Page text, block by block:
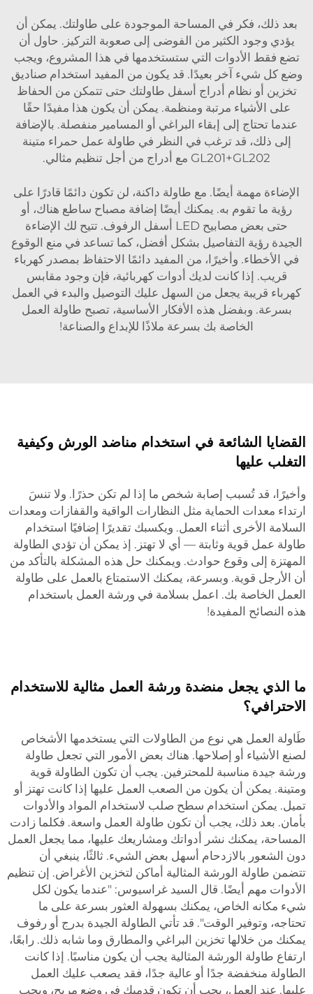
بعد ذلك، فكر في المساحة الموجودة على طاولتك. يمكن أن
يؤدي وجود الكثير من الفوضى إلى صعوبة التركيز. حاول أن
تضع فقط الأدوات التي ستستخدمها في هذا المشروع، ويجب
وضع كل شيء آخر بعيدًا. قد يكون من المفيد استخدام صناديق
تخزين أو نظام أدراج أسفل طاولتك حتى تتمكن من الحفاظ
على الأشياء مرتبة ومنظمة. يمكن أن يكون هذا مفيدًا حقًا
عندما تحتاج إلى إبقاء البراغي أو المسامير منفصلة. بالإضافة
إلى ذلك، قد ترغب في النظر في طاولة عمل حمراء متينة
GL201+GL202 مع أدراج
من أجل تنظيم مثالي.
الإضاءة مهمة أيضًا. مع طاولة داكنة، لن تكون دائمًا قادرًا على
رؤية ما تقوم به. يمكنك أيضًا إضافة مصباح ساطع هناك، أو
حتى بعض مصابيح LED أسفل الرفوف. تتيح لك الإضاءة
الجيدة رؤية التفاصيل بشكل أفضل، كما تساعد في منع الوقوع
في الأخطاء. وأخيرًا، من المفيد دائمًا الاحتفاظ بمصدر كهرباء
قريب. إذا كانت لديك أدوات كهربائية، فإن وجود مقابس
كهرباء قريبة يجعل من السهل عليك التوصيل والبدء في العمل
بسرعة. وبفضل هذه الأفكار الأساسية، تصبح طاولة العمل
الخاصة بك بسرعة ملاذًا للإبداع والصناعة!
القضايا الشائعة في استخدام مناضد الورش وكيفية
التغلب عليها
وأخيرًا، قد تُسبب إصابة شخص ما إذا لم تكن حذرًا. ولا تنسَ
ارتداء معدات الحماية مثل النظارات الواقية والقفازات ومعدات
السلامة الأخرى أثناء العمل. ويكسبك تقديرًا إضافيًا استخدام
طاولة عمل قوية وثابتة — أي لا تهتز. إذ يمكن أن تؤدي الطاولة
المهتزة إلى وقوع حوادث. ويمكنك حل هذه المشكلة بالتأكد من
أن الأرجل قوية. وبسرعة، يمكنك الاستمتاع بالعمل على طاولة
العمل الخاصة بك. اعمل بسلامة في ورشة العمل باستخدام
هذه النصائح المفيدة!
ما الذي يجعل منضدة ورشة العمل مثالية للاستخدام
الاحترافي؟
طَاولة العمل هي نوع من الطاولات التي يستخدمها الأشخاص
لصنع الأشياء أو إصلاحها. هناك بعض الأمور التي تجعل طاولة
ورشة جيدة مناسبة للمحترفين. يجب أن تكون الطاولة قوية
ومتينة. يمكن أن يكون من الصعب العمل عليها إذا كانت تهتز أو
تميل. يمكن استخدام سطح صلب لاستخدام المواد والأدوات
بأمان. بعد ذلك، يجب أن تكون طاولة العمل واسعة. فكلما زادت
المساحة، يمكنك نشر أدواتك ومشاريعك عليها، مما يجعل العمل
دون الشعور بالازدحام أسهل بعض الشيء. ثالثًا، ينبغي أن
تتضمن طاولة الورشة المثالية أماكن لتخزين الأغراض. إن تنظيم
الأدوات مهم أيضًا. قال السيد غراسيوس: "عندما يكون لكل
شيء مكانه الخاص، يمكنك بسهولة العثور بسرعة على ما
تحتاجه، وتوفير الوقت". قد تأتي الطاولة الجيدة بدرج أو رفوف
يمكنك من خلالها تخزين البراغي والمطارق وما شابه ذلك. رابعًا،
ارتفاع طاولة الورشة المثالية يجب أن يكون مناسبًا. إذا كانت
الطاولة منخفضة جدًا أو عالية جدًا، فقد يصعب عليك العمل
عليها. عند العمل، يجب أن تكون قدميك في وضع مريح، ويجب